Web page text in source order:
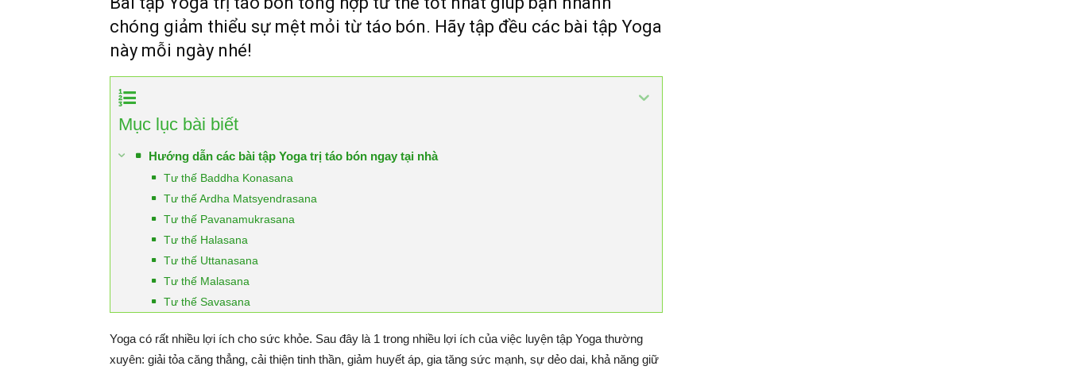
chóng giảm thiểu sự mệt mỏi từ táo bón. Hãy tập đều các bài tập Yoga
này mỗi ngày nhé!
Mục lục bài biết
Hướng dẫn các bài tập Yoga trị táo bón ngay tại nhà
Tư thế Baddha Konasana
Tư thế Ardha Matsyendrasana
Tư thế Pavanamukrasana
Tư thế Halasana
Tư thế Uttanasana
Tư thế Malasana
Tư thế Savasana
Yoga có rất nhiều lợi ích cho sức khỏe. Sau đây là 1 trong nhiều lợi ích của việc luyện tập Yoga thường
xuyên: giải tỏa căng thẳng, cải thiện tinh thần, giảm huyết áp, gia tăng sức mạnh, sự dẻo dai, khả năng giữ